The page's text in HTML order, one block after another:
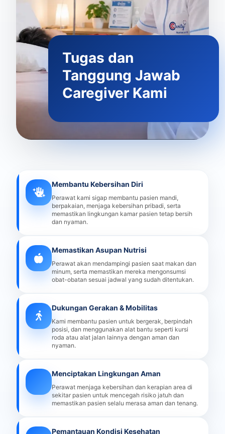
Tugas dan
Tanggung Jawab
Caregiver Kami
Membantu Kebersihan Diri
Perawat kami sigap membantu pasien mandi,
berpakaian, menjaga kebersihan pribadi, serta
memastikan lingkungan kamar pasien tetap bersih
dan nyaman.
Memastikan Asupan Nutrisi
Perawat akan mendampingi pasien saat makan dan
minum, serta memastikan mereka mengonsumsi
obat-obatan sesuai jadwal yang sudah ditentukan.
Dukungan Gerakan & Mobilitas
Kami membantu pasien untuk bergerak, berpindah
posisi, dan menggunakan alat bantu seperti kursi
roda atau alat jalan lainnya dengan aman dan
nyaman.
Menciptakan Lingkungan Aman
Perawat menjaga kebersihan dan kerapian area di
sekitar pasien untuk mencegah risiko jatuh dan
memastikan pasien selalu merasa aman dan tenang.
Pemantauan Kondisi Kesehatan